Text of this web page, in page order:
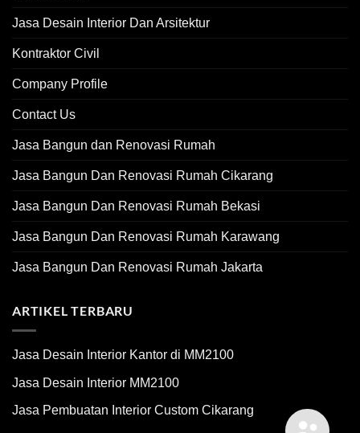
Jasa Desain Interior Dan Arsitektur
Kontraktor Civil
Company Profile
Contact Us
Jasa Bangun dan Renovasi Rumah
Jasa Bangun Dan Renovasi Rumah Cikarang
Jasa Bangun Dan Renovasi Rumah Bekasi
Jasa Bangun Dan Renovasi Rumah Karawang
Jasa Bangun Dan Renovasi Rumah Jakarta
ARTIKEL TERBARU
Jasa Desain Interior Kantor di MM2100
Jasa Desain Interior MM2100
Jasa Pembuatan Interior Custom Cikarang